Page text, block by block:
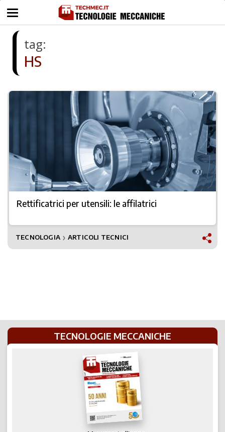
tag:
HS
Rettificatrici per utensili: le affilatrici
TECNOLOGIA ❯ ARTICOLI TECNICI
TECNOLOGIE MECCANICHE